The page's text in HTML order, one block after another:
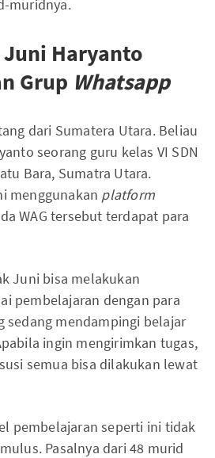
muridnya.
Haryanto
Grup Whatsapp
dari Sumatera Utara. Beliau
seorang guru kelas VI SDN
Bara, Sumatra Utara.
menggunakan platform
WAG tersebut terdapat para
Juni bisa melakukan
pembelajaran dengan para
sedang mendampingi belajar
ingin mengirimkan tugas,
semua bisa dilakukan lewat
pembelajaran seperti ini tidak
Pasalnya dari 48 murid